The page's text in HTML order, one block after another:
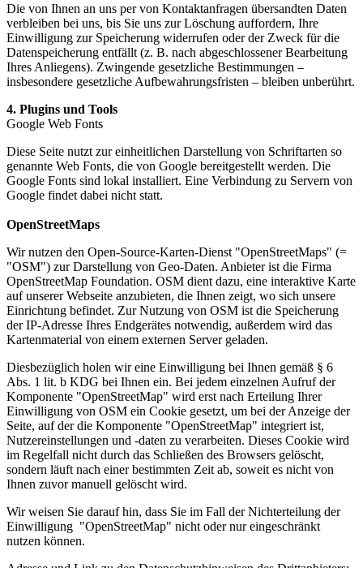
Die von Ihnen an uns per von Kontaktanfragen übersandten Daten
verbleiben bei uns, bis Sie uns zur Löschung auffordern, Ihre
Einwilligung zur Speicherung widerrufen oder der Zweck für die
Datenspeicherung entfällt (z. B. nach abgeschlossener Bearbeitung
Ihres Anliegens). Zwingende gesetzliche Bestimmungen –
insbesondere gesetzliche Aufbewahrungsfristen – bleiben unberührt.
4. Plugins und Tools
Google Web Fonts
Diese Seite nutzt zur einheitlichen Darstellung von Schriftarten so
genannte Web Fonts, die von Google bereitgestellt werden. Die
Google Fonts sind lokal installiert. Eine Verbindung zu Servern von
Google findet dabei nicht statt.
OpenStreetMaps
Wir nutzen den Open-Source-Karten-Dienst "OpenStreetMaps" (=
"OSM") zur Darstellung von Geo-Daten. Anbieter ist die Firma
OpenStreetMap Foundation. OSM dient dazu, eine interaktive Karte
auf unserer Webseite anzubieten, die Ihnen zeigt, wo sich unsere
Einrichtung befindet. Zur Nutzung von OSM ist die Speicherung
der IP-Adresse Ihres Endgerätes notwendig, außerdem wird das
Kartenmaterial von einem externen Server geladen.
Diesbezüglich holen wir eine Einwilligung bei Ihnen gemäß § 6
Abs. 1 lit. b KDG bei Ihnen ein. Bei jedem einzelnen Aufruf der
Komponente "OpenStreetMap" wird erst nach Erteilung Ihrer
Einwilligung von OSM ein Cookie gesetzt, um bei der Anzeige der
Seite, auf der die Komponente "OpenStreetMap" integriert ist,
Nutzereinstellungen und -daten zu verarbeiten. Dieses Cookie wird
im Regelfall nicht durch das Schließen des Browsers gelöscht,
sondern läuft nach einer bestimmten Zeit ab, soweit es nicht von
Ihnen zuvor manuell gelöscht wird.
Wir weisen Sie darauf hin, dass Sie im Fall der Nichterteilung der
Einwilligung "OpenStreetMap" nicht oder nur eingeschränkt
nutzen können.